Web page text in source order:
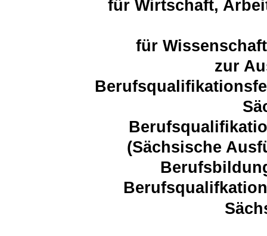
für Wirtschaft,
für
zur
(Sächsische